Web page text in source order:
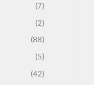
(7)
(2)
(88)
(5)
(42)